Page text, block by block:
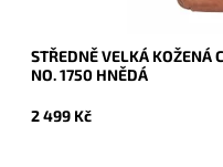
STŘEDNĚ VELKÁ KOŽENÁ
NO. 1750 HNĚDÁ
2 499 Kč